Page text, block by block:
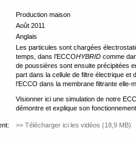
Production maison
Août 2011
Anglais
Les particules sont chargées
temps, dans l’ECCOHYBRID comme
de poussières sont ensuite précipitées
part dans la cellule de filtre électrique et
l’ECCO dans la membrane filtrante elle-
Visionner ici une simulation de notre
démontre et explique son fonctionnement.
>> Télécharger ici les vidéos (18,9 MB)